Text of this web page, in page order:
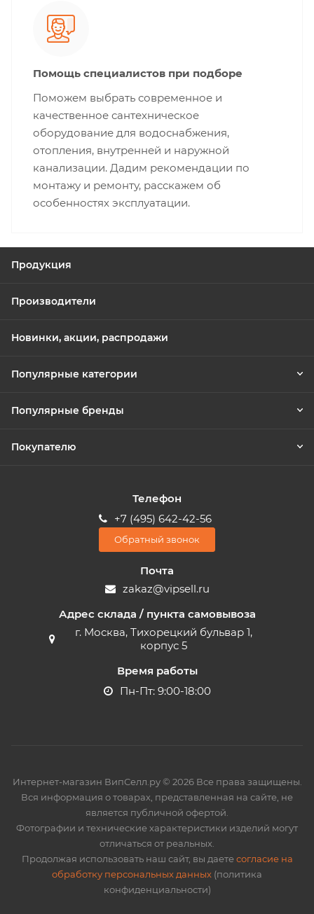
Помощь специалистов при подборе
Поможем выбрать современное и
качественное сантехническое
оборудование для водоснабжения,
отопления, внутренней и наружной
канализации. Дадим рекомендации по
монтажу и ремонту, расскажем об
особенностях эксплуатации.
Продукция
Производители
Новинки, акции, распродажи
Популярные категории
Популярные бренды
Покупателю
Телефон
+7 (495) 642-42-56
Обратный звонок
Почта
zakaz@vipsell.ru
Адрес склада / пункта самовывоза
г. Москва, Тихорецкий бульвар 1,
корпус 5
Время работы
Пн-Пт: 9:00-18:00
Интернет-магазин ВипСелл.ру © 2026 Все права защищены.
Вся информация о товарах, представленная на сайте, не
является публичной офертой.
Фотографии и технические характеристики изделий могут
отличаться от реальных.
Продолжая использовать наш сайт, вы даетесогласие на
обработку персональных данных (политика
конфиденциальности)